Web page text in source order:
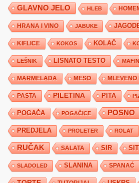
GLAVNO JELO HLEB
HRANA I VINO JABUKE
KIFLICE KOKOS KOLAČ
LEŠNIK LISNATO TESTO
MARMELADA MESO MLEVENO
PASTA PILETINA PITA
POGAČA POGAČICE POSNO
PREDJELA PROLETER ROLAT
RUČAK SALATA SIR
SLADOLED SLANINA SPANAĆ